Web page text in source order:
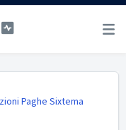
Paghe Sixtema